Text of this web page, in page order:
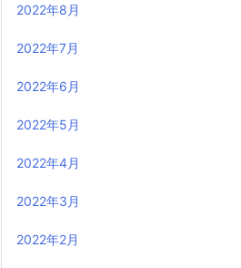
2022年8月
2022年7月
2022年6月
2022年5月
2022年4月
2022年3月
2022年2月